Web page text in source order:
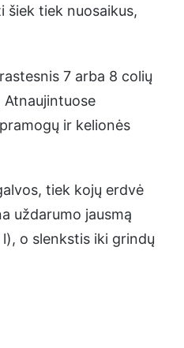
šiek tiek nuosaikus,
7 arba 8 colių
ir kelionės
tiek kojų erdvė
uždarumo jausmą
o slenkstis iki grindų